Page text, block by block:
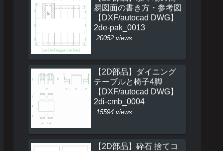
易図面の書き方・参考図
【DXF/autocad DWG】
2de-pak_0013
20052 views
【2D部品】ダイニング
テーブルと椅子4脚
【DXF/autocad DWG】
2di-cmb_0004
15594 views
【2D部品】砕石 捨てコ